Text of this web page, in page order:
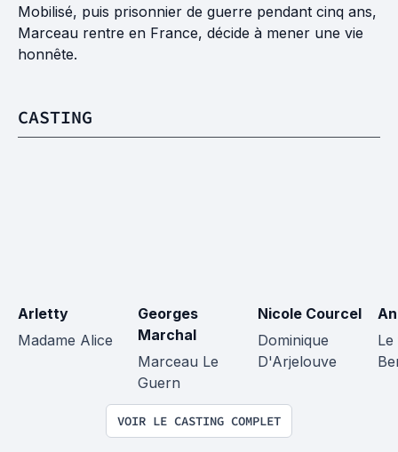
Mobilisé, puis prisonnier de guerre pendant cinq ans,
Marceau rentre en France, décide à mener une vie
honnête.
CASTING
Arletty
Madame Alice
Georges
Marchal
Marceau Le
Guern
Nicole Courcel
Dominique
D'Arjelouve
VOIR LE CASTING COMPLET